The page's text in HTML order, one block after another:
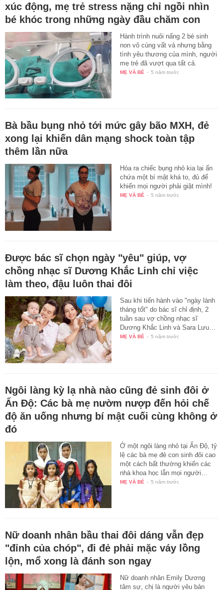
xúc động, mẹ trẻ stress nặng chỉ ngồi nhìn
bé khóc trong những ngày đầu chăm con
Hành trình nuôi nấng 2 bé sinh
non vô cùng vất vả nhưng bằng
tình yêu thương của mình, người
mẹ trẻ đã vượt qua tất cả.
MẸ VÀ BÉ - 5 năm trước
Bà bầu bụng nhỏ tới mức gây bão MXH, đẻ
xong lại khiến dân mạng shock toàn tập
thêm lần nữa
Hóa ra chiếc bụng nhỏ kia lại ẩn
chứa một bí mật khá to, đủ để
khiến mọi người phải giật mình!
MẸ VÀ BÉ - 5 năm trước
Được bác sĩ chọn ngày "yêu" giúp, vợ
chồng nhạc sĩ Dương Khắc Linh chỉ việc
làm theo, đậu luôn thai đôi
Sau khi tiến hành vào "ngày lành
tháng tốt" do bác sĩ chỉ định, 2
tuần sau vợ chồng nhạc sĩ
Dương Khắc Linh và Sara Lưu…
MẸ VÀ BÉ - 5 năm trước
Ngôi làng kỳ lạ nhà nào cũng đẻ sinh đôi ở
Ấn Độ: Các bà mẹ nườm nượp đến hỏi chế
độ ăn uống nhưng bí mật cuối cùng không ở
đó
Ở một ngôi làng nhỏ tại Ấn Độ, tỷ
lệ các bà mẹ đẻ con sinh đôi cao
một cách bất thường khiến các
nhà khoa học lẫn mọi người…
MẸ VÀ BÉ - 5 năm trước
Nữ doanh nhân bầu thai đôi dáng vẫn đẹp
"đỉnh của chóp", đi đẻ phải mặc váy lồng
lộn, mổ xong là đánh son ngay
Nữ doanh nhân Emily Dương
tâm sự, chị là người yêu bản